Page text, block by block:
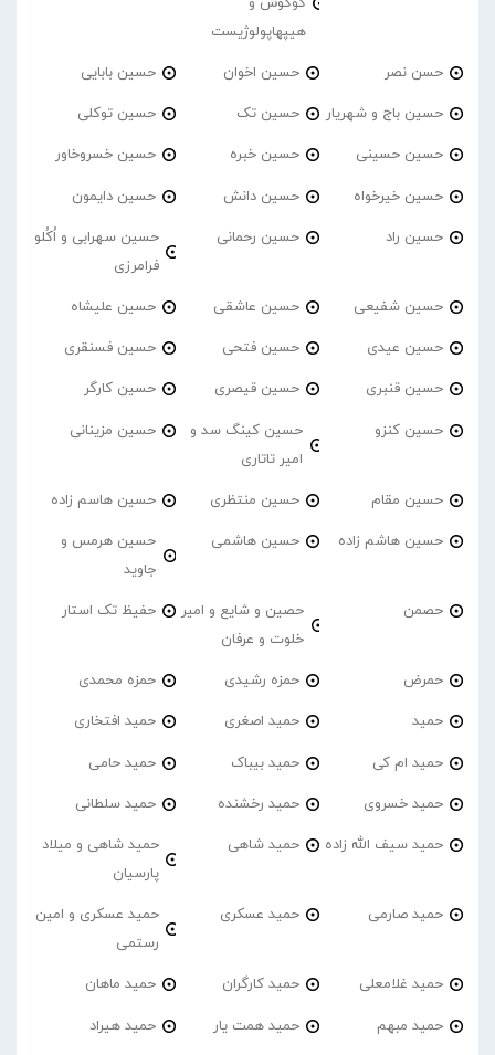
هیپهاپولوژیست
حسن نصر حسین اخوان حسین بابایی
حسین باج و شهریار حسین تک حسین توکلی
حسین حسینی حسین خبره حسین خسروخاور
حسین خیرخواه حسین دانش حسین دایمون
حسین راد حسین رحمانی
حسین سهرابی و اُکُلو
فرامرزی
حسین شفیعی حسین عاشقی حسین علیشاه
حسین عیدی حسین فتحی حسین فسنقری
حسین قنبری حسین قیصری حسین کارگر
حسین کنزو
حسین کینگ سد و
امیر تاتاری
حسین مزینانی
حسین مقام حسین منتظری حسین هاسم زاده
حسین هاشم زاده حسین هاشمی
حسین هرمس و
جاوید
حصمن
حصین و شایع و امیر
خلوت و عرفان
حفیظ تک استار
حمرض حمزه رشیدی حمزه محمدی
حمید حمید اصغری حمید افتخاری
حمید ام کی حمید بیباک حمید حامی
حمید خسروی حمید رخشنده حمید سلطانی
حمید سیف الله زاده حمید شاهی
حمید شاهی و میلاد
پارسیان
حمید صارمی حمید عسکری
حمید عسکری و امین
رستمی
حمید غلامعلی حمید کارگران حمید ماهان
حمید مبهم حمید همت یار حمید هیراد